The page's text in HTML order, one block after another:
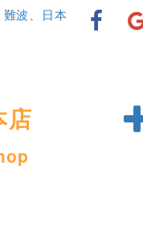
波、日本
店